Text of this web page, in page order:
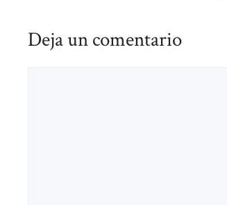
Deja un comentario